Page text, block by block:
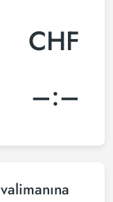
CHF
–:–